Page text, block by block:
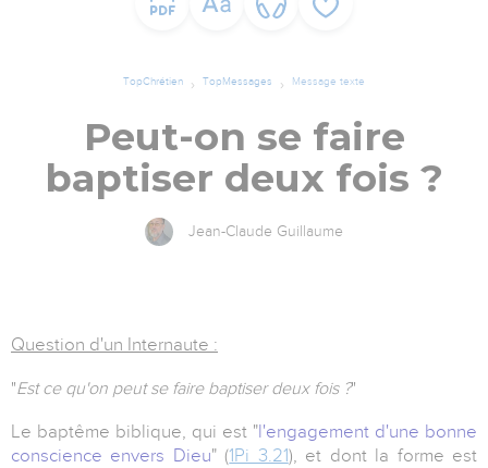
TopChrétien TopMessages Message texte
Peut-on se faire
baptiser deux fois ?
Jean-Claude Guillaume
Question d'un Internaute :
"Est ce qu'on peut se faire baptiser deux fois ?"
Le baptême biblique, qui est " l'engagement d'une bonne
conscience envers Dieu" (1Pi 3.21), et dont la forme est